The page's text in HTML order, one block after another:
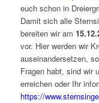
euch schon in
Damit sich alle
bereiten wir am
vor. Hier werden wir
auseinandersetzen,
Fragen habt, sind wir
erreichen oder Ihr
https://